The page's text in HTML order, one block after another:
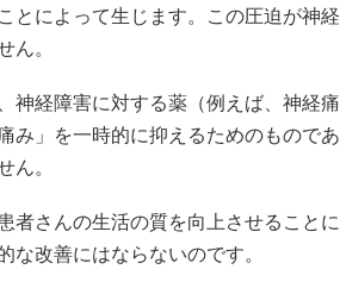
とによって生じます。この圧迫が神経
ん。
神経障害に対する薬（例えば、神経痛
み」を一時的に抑えるためのものであ
ん。
者さんの生活の質を向上させることに
な改善にはならないのです。